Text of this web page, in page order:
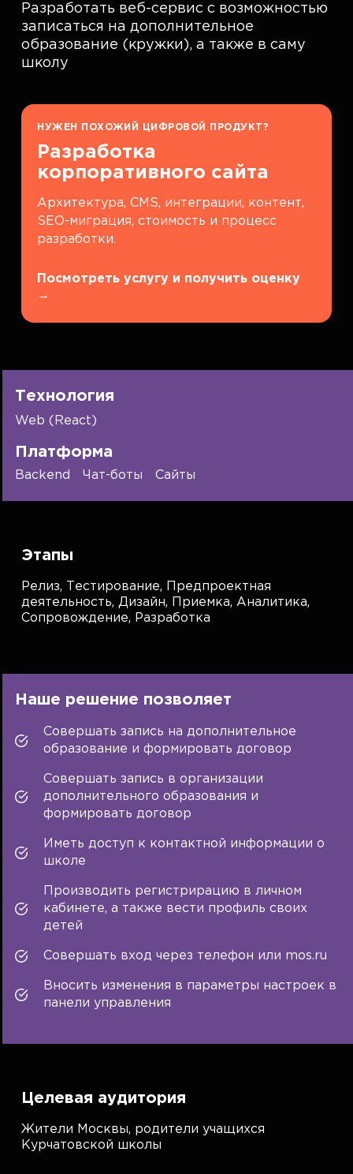
Разработать веб-сервис с возможностью
записаться на дополнительное
образование (кружки), а также в саму
школу
НУЖЕН ПОХОЖИЙ ЦИФРОВОЙ ПРОДУКТ?
Разработка
корпоративного сайта
Архитектура, CMS, интеграции, контент,
SEO-миграция, стоимость и процесс
разработки.
Посмотреть услугу и получить оценку
→
Технология
Web (React)
Платформа
Backend Чат-боты Сайты
Этапы
Релиз, Тестирование,
Предпроектная
деятельность,Дизайн, Приемка,Аналитика,
Сопровождение, Разработка
Наше решение позволяет
Совершать запись на дополнительное
образование и формировать договор
Совершать запись в организации
дополнительного образования и
формировать договор
Иметь доступ к контактной информации о
школе
Производить регистрирацию в личном
кабинете, а также вести профиль своих
детей
Совершать вход через телефон или mos.ru
Вносить изменения в параметры настроек в
панели управления
Целевая аудитория
Жители Москвы, родители учащихся
Курчатовской школы